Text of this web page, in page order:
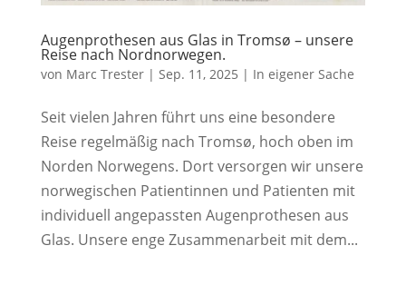
Augenprothesen aus Glas in Tromsø – unsere
Reise nach Nordnorwegen.
von Marc Trester| Sep. 11, 2025 | In eigener Sache
Seit vielen Jahren führt uns eine besondere
Reise regelmäßig nach Tromsø, hoch oben im
Norden Norwegens. Dort versorgen wir unsere
norwegischen Patientinnen und Patienten mit
individuell angepassten Augenprothesen aus
Glas. Unsere enge Zusammenarbeit mit dem...